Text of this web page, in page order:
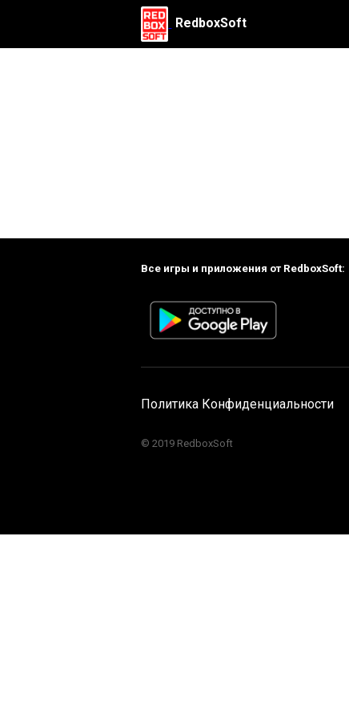
RedboxSoft
Все игры и приложения от RedboxSoft:
Политика Конфиденциальности
© 2019 RedboxSoft